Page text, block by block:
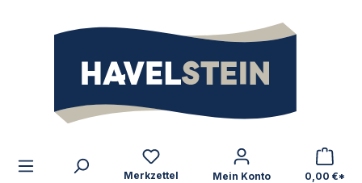
Zum Inhalt
Merkzettel Mein Konto 0,00 €*